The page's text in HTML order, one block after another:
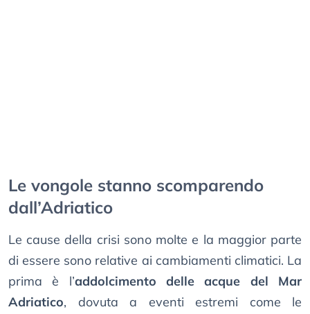
Le vongole stanno scomparendo
dall’Adriatico
Le cause della crisi sono molte e la maggior parte
di essere sono relative ai cambiamenti climatici. La
prima è l’addolcimento delle acque del Mar
Adriatico, dovuta a eventi estremi come le